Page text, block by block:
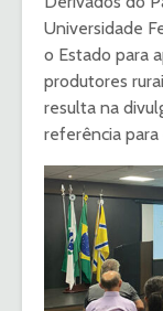
Universidade
o Estado para
produtores
resulta na
referência